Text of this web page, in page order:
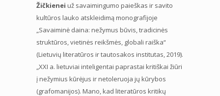
Žičkienei už savaimingumo paieškas ir savito
kultūros lauko atskleidimą monografijoje
„Savaiminė daina: nežymus būvis, tradicinės
struktūros, vietinės reikšmės, globali raiška“
(Lietuvių literatūros ir tautosakos institutas, 2019).
„XXI a. lietuviai inteligentai paprastai kritiškai žiūri
į nežymius kūrėjus ir netoleruoja jų kūrybos
(grafomanijos). Mano, kad literatūros kritikų